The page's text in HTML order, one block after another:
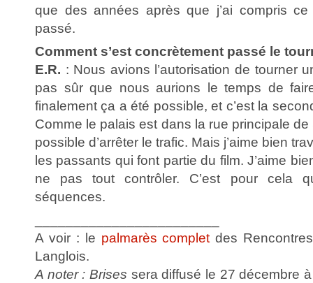
que des années après que j’ai compris ce
passé.
Comment s’est concrètement passé le
E.R. : Nous avions l’autorisation de tourner
pas sûr que nous aurions le temps de
finalement ça a été possible, et c’est la
Comme le palais est dans la rue principale de
possible d’arrêter le trafic. Mais j’aime bien
les passants qui font partie du film. J’aime
ne pas tout contrôler. C’est pour cela
séquences.
A voir : le palmarès complet des
Langlois.
A noter : Brises sera diffusé le 27 décembre